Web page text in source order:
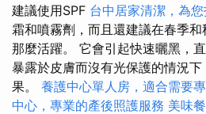
建議使用SPF 台中居家清潔，為
霜和噴霧劑，而且還建議在春季
那麼活躍。 它會引起快速曬黑，
暴露於皮膚而沒有光保護的情況
果。 養護中心單人房，適合需要
中心，專業的產後照護服務 美味